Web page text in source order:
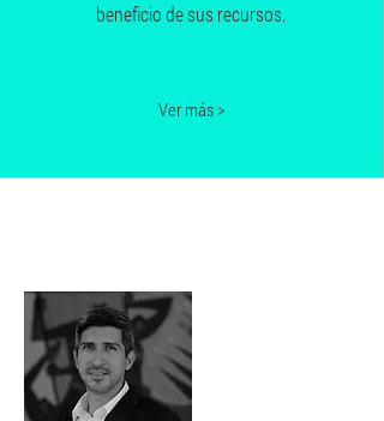
beneficio de sus recursos.
Ver más >